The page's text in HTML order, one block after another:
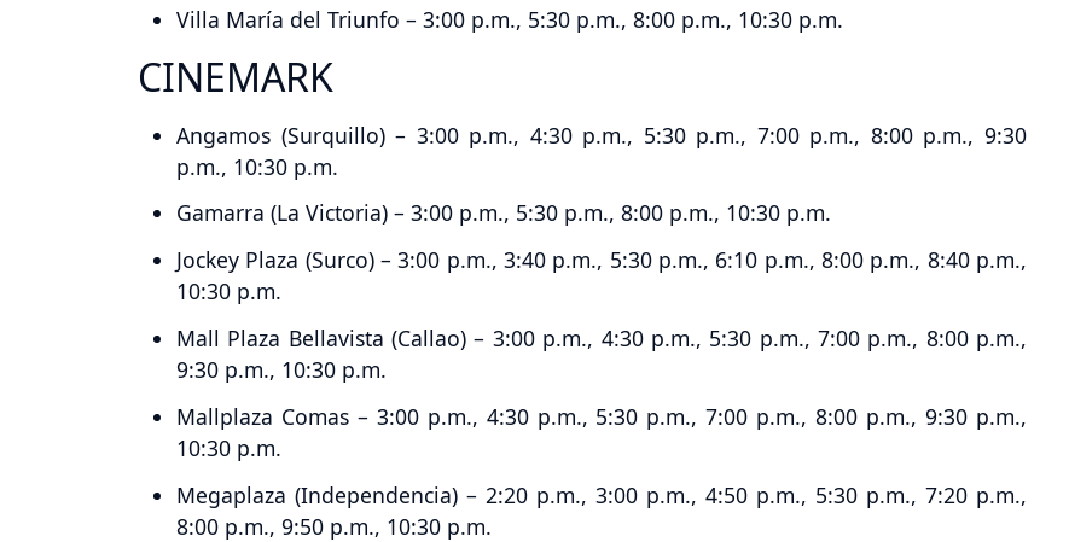
Villa María del Triunfo – 3:00 p.m., 5:30 p.m., 8:00 p.m., 10:30 p.m.
CINEMARK
Angamos (Surquillo) – 3:00 p.m., 4:30 p.m., 5:30 p.m., 7:00 p.m., 8:00 p.m., 9:30
p.m., 10:30 p.m.
Gamarra (La Victoria) – 3:00 p.m., 5:30 p.m., 8:00 p.m., 10:30 p.m.
Jockey Plaza (Surco) – 3:00 p.m., 3:40 p.m., 5:30 p.m., 6:10 p.m., 8:00 p.m., 8:40 p.m.,
10:30 p.m.
Mall Plaza Bellavista (Callao) – 3:00 p.m., 4:30 p.m., 5:30 p.m., 7:00 p.m., 8:00 p.m.,
9:30 p.m., 10:30 p.m.
Mallplaza Comas – 3:00 p.m., 4:30 p.m., 5:30 p.m., 7:00 p.m., 8:00 p.m., 9:30 p.m.,
10:30 p.m.
Megaplaza (Independencia) – 2:20 p.m., 3:00 p.m., 4:50 p.m., 5:30 p.m., 7:20 p.m.,
8:00 p.m., 9:50 p.m., 10:30 p.m.